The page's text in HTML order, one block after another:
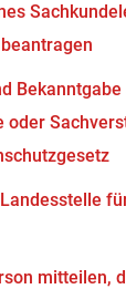
Bekanntgabe
oder
mitteilen,